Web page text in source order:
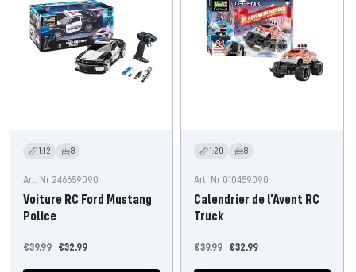
1:12 8
Art. Nr 246659090
Voiture RC Ford Mustang
Police
Prix
€32,99
Prix
€39,99
1:20 8
Art. Nr 010459090
Calendrier de l'Avent RC
Truck
Prix
€32,99
Prix
€39,99